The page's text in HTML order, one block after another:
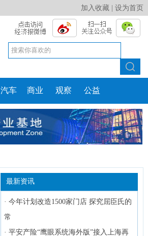
加入收藏| 设为首页
汽车 商业 观察 公益
最新资讯
· 今年计划改造1500家门店 探究屈臣氏的
常
· 平安产险“鹰眼系统海外版”接入上海再